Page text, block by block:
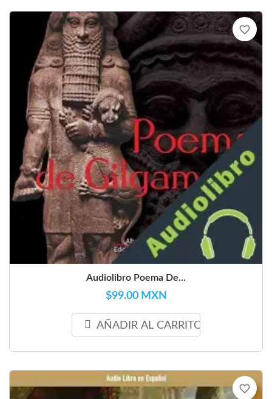
Audiolibro Poema De...
$99.00 MXN
AÑADIR AL CARRITO
favorite_border
favorite_border